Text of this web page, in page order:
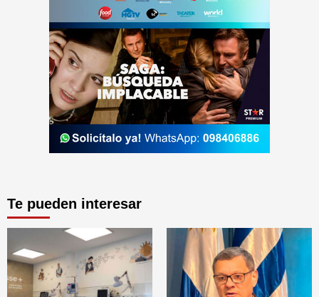
Te pueden interesar